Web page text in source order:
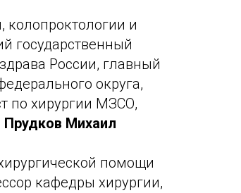
и
государственный
России, главный
округа,
по хирургии МЗСО,
Прудков Михаил
помощи
кафедры хирургии,